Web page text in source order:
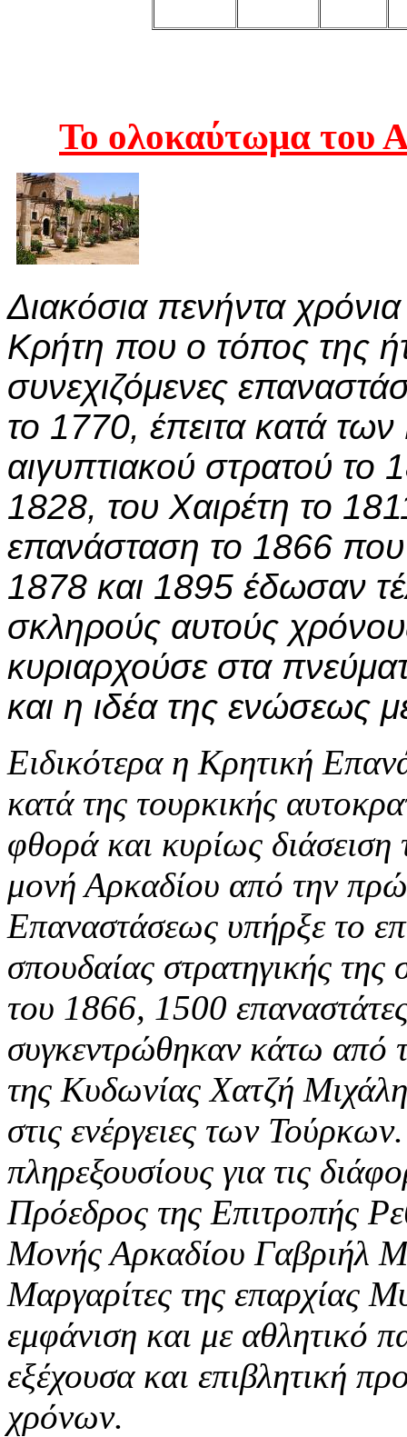
Το ολοκαύτωμα του
Διακόσια πενήντα
Κρήτη που ο τόπος της
συνεχιζόμενες
το 1770, έπειτα κατά
αιγυπτιακού στρατού
1828, του Χαιρέτη το
επανάσταση το 1866 που
1878 και 1895 έδωσαν
σκληρούς αυτούς
κυριαρχούσε στα
και η ιδέα της ενώσεως
Ειδικότερα η Κρητική
κατά της τουρκικής
φθορά και κυρίως
μονή Αρκαδίου από την
Επαναστάσεως υπήρξε το
σπουδαίας στρατηγικής
του 1866, 1500
συγκεντρώθηκαν κάτω από
της Κυδωνίας Χατζή
στις ενέργειες των
πληρεξουσίους για τις
Πρόεδρος της Επιτροπής
Μονής Αρκαδίου Γαβριήλ
Μαργαρίτες της επαρχίας
εμφάνιση και με αθλητικό
εξέχουσα και επιβλητική
χρόνων.